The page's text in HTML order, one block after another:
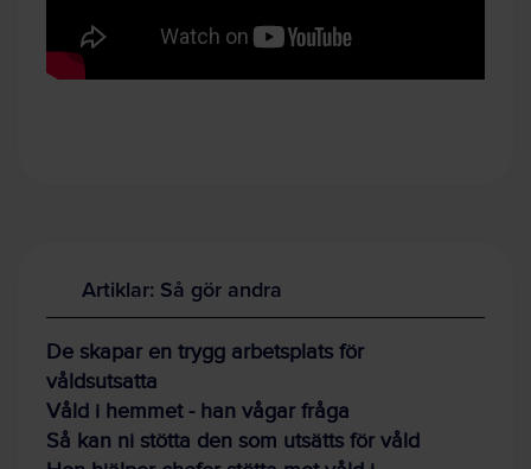
Artiklar: Så gör andra
De skapar en trygg arbetsplats för
våldsutsatta
Våld i hemmet - han vågar fråga
Så kan ni stötta den som utsätts för våld